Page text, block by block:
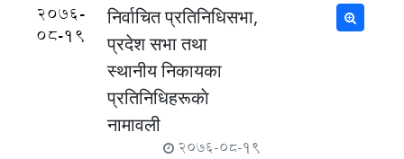
2076-
08-19
निर्वाचित प्रतिनिधिसभा,
प्रदेश सभा तथा
स्थानीय निकायका
प्रतिनिधिहरूकाे
नामावली
2076-08-19